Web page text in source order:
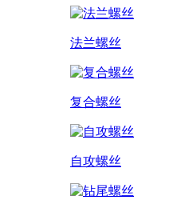
法兰螺丝
复合螺丝
自攻螺丝